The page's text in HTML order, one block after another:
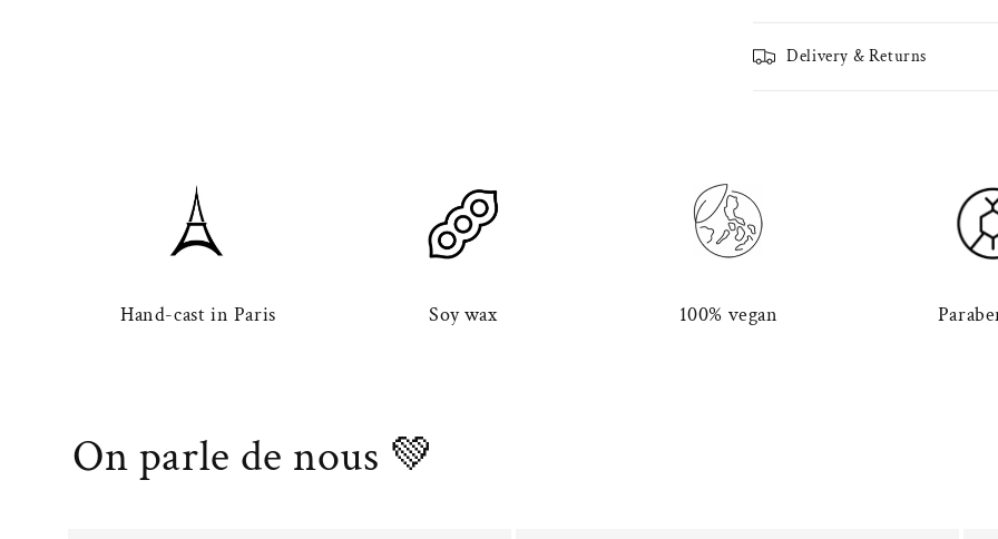
Delivery & Returns
Hand-cast in Paris Soy wax 100% vegan
On parle de nous 💚